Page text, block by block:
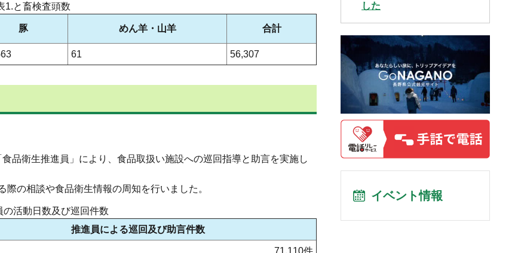
1.と畜検査頭数
豚 めん羊・山羊 合計
61 56,307
品衛生推進員」により、食品取扱い施設への巡回指導と助言を実施し
の相談や食品衛生情報の周知を行いました。
の活動日数及び巡回件数
推進員による巡回及び助言件数
した
イベント情報